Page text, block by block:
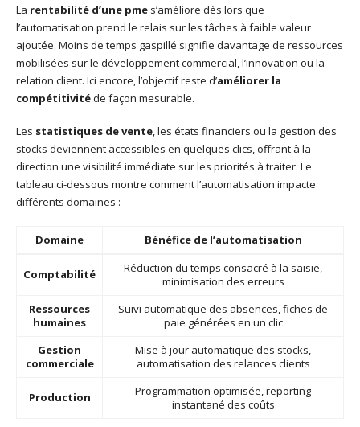
La rentabilité d’une pme s’améliore dès lors que
l’automatisation prend le relais sur les tâches à faible valeur
ajoutée. Moins de temps gaspillé signifie davantage de ressources
mobilisées sur le développement commercial, l’innovation ou la
relation client. Ici encore, l’objectif reste d’améliorer la
compétitivitéde façon mesurable.
Les statistiques de vente, les états financiers ou la gestion des
stocks deviennent accessibles en quelques clics, offrant à la
direction une visibilité immédiate sur les priorités à traiter. Le
tableau ci-dessous montre comment l’automatisation impacte
différents domaines :
Domaine Bénéfice de l’automatisation
Comptabilité
Réduction du temps consacré à la saisie,
minimisation des erreurs
Ressources
humaines
Suivi automatique des absences, fiches de
paie générées en un clic
Gestion
commerciale
Mise à jour automatique des stocks,
automatisation des relances clients
Production
Programmation optimisée, reporting
instantané des coûts